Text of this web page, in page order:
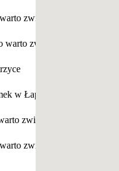
zwiedzić w Wieżycy?
warto zwiedzić w Szymbarku?
w Łapalicach
zwiedzić w Kartuzach?
zwiedzić w Żukowie?